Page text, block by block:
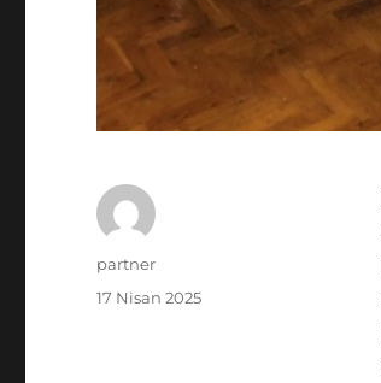
Yazar
partner
Yayın
17 Nisan 2025